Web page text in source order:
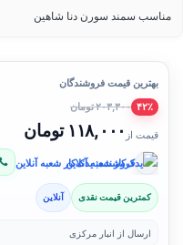
مناسب سمند سورن دنا شاهین
بهترین قیمت فروشندگان
۴۲٪ ۲۰۳,۳۰۰ تومان
قیمت از ۱۱۸,۰۰۰ تومان
فروشنده: یدک‌کار شعبه آنلاین
کمترین قیمت نقدی آنلاین
ارسال از انبار مرکزی